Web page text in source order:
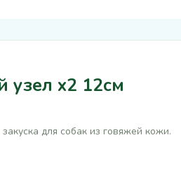
узел x2 12см
для собак из говяжей кожи.